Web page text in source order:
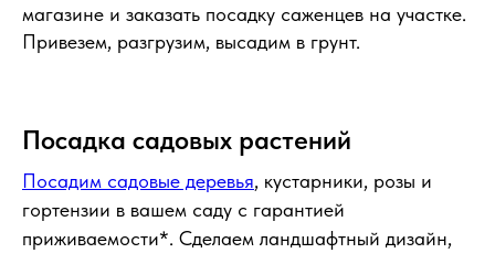
магазине и заказать посадку саженцев на участке.
Привезем, разгрузим, высадим в грунт.
Посадка садовых растений
Посадим садовые деревья, кустарники, розы и
гортензии в вашем саду с гарантией
приживаемости*. Сделаем ландшафтный дизайн,